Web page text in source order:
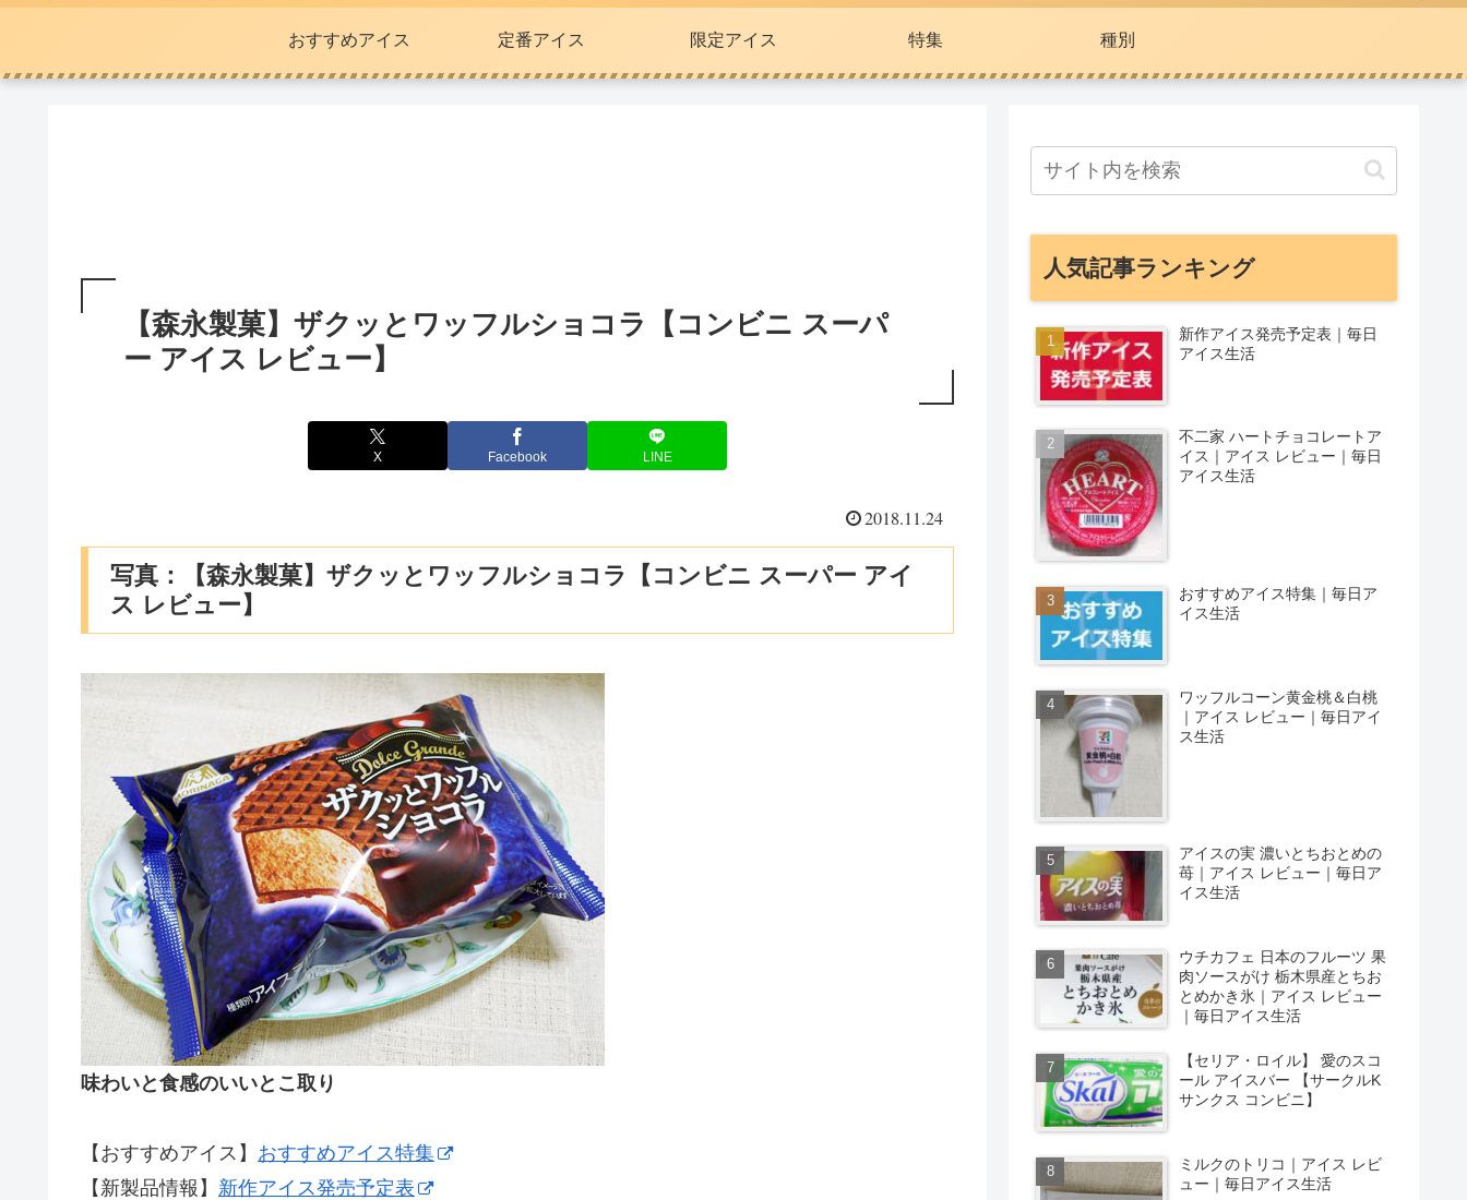
おすすめアイス 定番アイス 限定アイス 特集 種別
【森永製菓】ザクッとワッフルショコラ【コンビニ スーパ
ー アイス レビュー】
X Facebook LINE
2018.11.24
写真：【森永製菓】ザクッとワッフルショコラ【コンビニ スーパー アイ
ス レビュー】
味わいと食感のいいとこ取り
【おすすめアイス】 おすすめアイス特集
【新製品情報】 新作アイス発売予定表
人気記事ランキング
新作アイス発売予定表｜毎日
アイス生活
不二家 ハートチョコレートア
イス｜アイス レビュー｜毎日
アイス生活
おすすめアイス特集｜毎日ア
イス生活
ワッフルコーン黄金桃＆白桃
｜アイス レビュー｜毎日アイ
ス生活
アイスの実 濃いとちおとめの
苺｜アイス レビュー｜毎日ア
イス生活
ウチカフェ 日本のフルーツ 果
肉ソースがけ 栃木県産とちお
とめかき氷｜アイス レビュー
｜毎日アイス生活
【セリア・ロイル】 愛のスコ
ール アイスバー 【サークルK
サンクス コンビニ】
ミルクのトリコ｜アイス レビ
ュー｜毎日アイス生活